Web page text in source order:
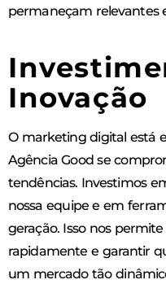
permaneçam relevantes
Inovação
O marketing digital está
Agência Good se
tendências. Investimos
nossa equipe e em
geração. Isso nos
rapidamente e garantir
um mercado tão